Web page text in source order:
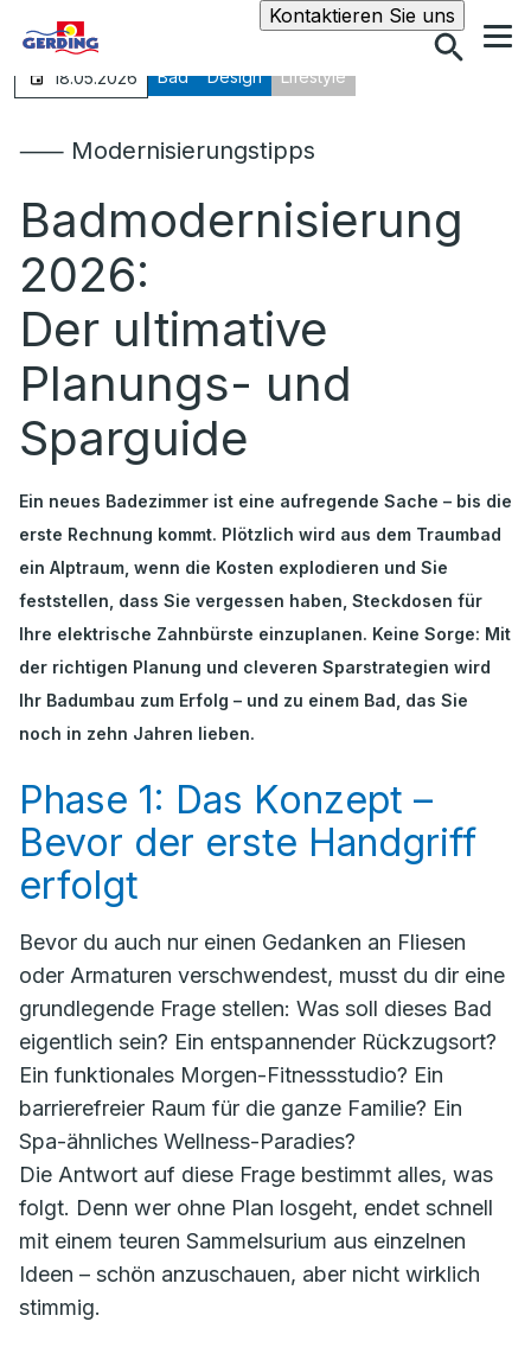
Kontaktieren Sie unsSuche
18.05.2026 Bad Design Lifestyle
⸺ Modernisierungstipps
Badmodernisierung
2026:
Der ultimative
Planungs- und
Sparguide
Ein neues Badezimmer ist eine aufregende Sache – bis die
erste Rechnung kommt. Plötzlich wird aus dem Traumbad
ein Alptraum, wenn die Kosten explodieren und Sie
feststellen, dass Sie vergessen haben, Steckdosen für
Ihre elektrische Zahnbürste einzuplanen. Keine Sorge: Mit
der richtigen Planung und cleveren Sparstrategien wird
Ihr Badumbau zum Erfolg – und zu einem Bad, das Sie
noch in zehn Jahren lieben.
Phase 1: Das Konzept –
Bevor der erste Handgriff
erfolgt
Bevor du auch nur einen Gedanken an Fliesen
oder Armaturen verschwendest, musst du dir eine
grundlegende Frage stellen: Was soll dieses Bad
eigentlich sein? Ein entspannender Rückzugsort?
Ein funktionales Morgen-Fitnessstudio? Ein
barrierefreier Raum für die ganze Familie? Ein
Spa-ähnliches Wellness-Paradies?
Die Antwort auf diese Frage bestimmt alles, was
folgt. Denn wer ohne Plan losgeht, endet schnell
mit einem teuren Sammelsurium aus einzelnen
Ideen – schön anzuschauen, aber nicht wirklich
stimmig.